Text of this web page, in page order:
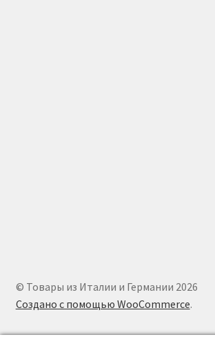
© Товары из Италии и Германии 2026
Создано с помощью WooCommerce.